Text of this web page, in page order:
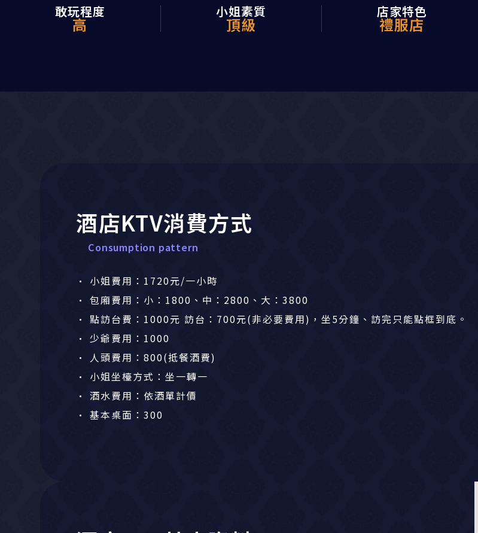
敢玩程度
高
小姐素質
頂級
店家特色
禮服店
酒店KTV消費方式
Consumption pattern
• 小姐費用：1720元/一小時
• 包廂費用：小：1800、中：2800、大：3800
• 點訪台費：1000元 訪台：700元(非必要費用)，坐5分鐘、訪完只能點框到底。
• 少爺費用：1000
• 人頭費用：800(抵餐酒費)
• 小姐坐檯方式：坐一轉一
• 酒水費用：​依酒單計價
• 基本桌面：300